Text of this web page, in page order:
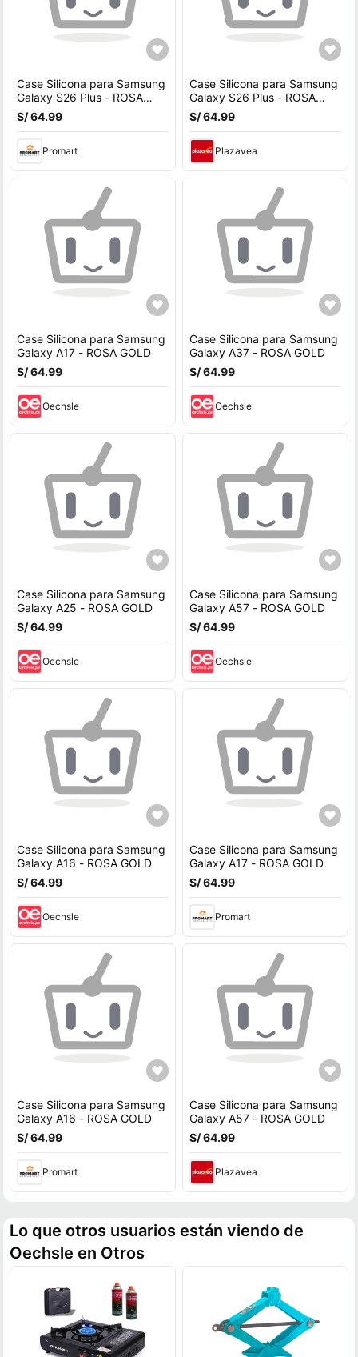
Case Silicona para Samsung
Galaxy S26 Plus - ROSA
GOLD
S/ 64.99
Promart
Case Silicona para Samsung
Galaxy S26 Plus - ROSA
GOLD
S/ 64.99
Plazavea
Case Silicona para Samsung
Galaxy A17 - ROSA GOLD
S/ 64.99
Oechsle
Case Silicona para Samsung
Galaxy A37 - ROSA GOLD
S/ 64.99
Oechsle
Case Silicona para Samsung
Galaxy A25 - ROSA GOLD
S/ 64.99
Oechsle
Case Silicona para Samsung
Galaxy A57 - ROSA GOLD
S/ 64.99
Oechsle
Case Silicona para Samsung
Galaxy A16 - ROSA GOLD
S/ 64.99
Oechsle
Case Silicona para Samsung
Galaxy A17 - ROSA GOLD
S/ 64.99
Promart
Case Silicona para Samsung
Galaxy A16 - ROSA GOLD
S/ 64.99
Promart
Case Silicona para Samsung
Galaxy A57 - ROSA GOLD
S/ 64.99
Plazavea
Lo que otros usuarios están viendo de
Oechsle en Otros